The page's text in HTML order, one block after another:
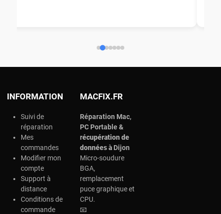
INFORMATION
Suivi de
réparation
Mes
commandes
Modifier mon
compte
Support à
distance
Conditions de
commande
MACFIX.FR
Réparation Mac,
PC Portable &
récupération de
données àDijon
Micro-soudure
BGA,
remplacement
puce graphique et
CPU.
📧